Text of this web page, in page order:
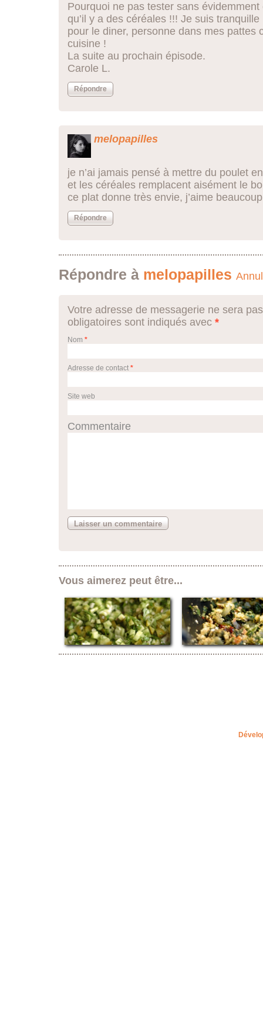
Pourquoi ne pas tester sans
qu’il y a des céréales !!! Je suis
pour le diner, personne dans mes pattes
cuisine !
La suite au prochain épisode.
Carole L.
Répondre
melopapilles
je n’ai jamais pensé à mettre du poulet
et les céréales remplacent aisément le
ce plat donne très envie, j’aime
Répondre
Répondre à melopapilles
Votre adresse de messagerie ne sera
obligatoires sont indiqués avec *
Nom *
Adresse de contact *
Site web
Commentaire
Vous aimerez peut être...